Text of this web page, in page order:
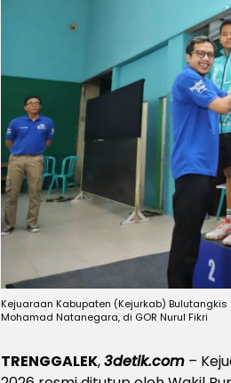
Kejuaraan Kabupaten (Kejurkab)
Mohamad Natanegara, di GOR Nurul Fikri
TRENGGALEK,3detik.com –